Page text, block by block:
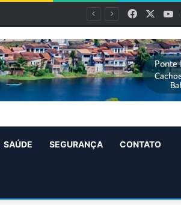
SAÚDE SEGURANÇA CONTATO